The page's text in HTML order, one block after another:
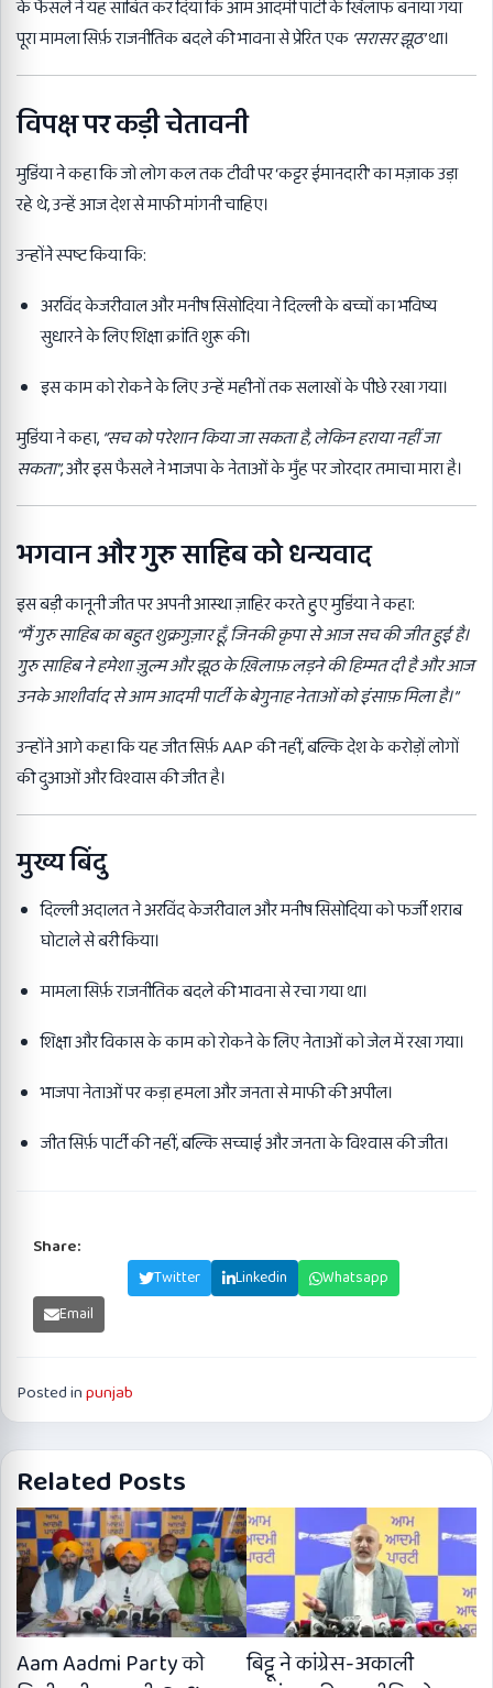
के फैसले ने यह साबित कर दिया कि आम आदमी पार्टी के खिलाफ बनाया गया
पूरा मामला सिर्फ़ राजनीतिक बदले की भावना से प्रेरित एक ‘सरासर झूठ’था।
विपक्ष पर कड़ी चेतावनी
मुडिंया ने कहा कि जो लोग कल तक टीवी पर ‘कट्टर ईमानदारी’ का मज़ाक उड़ा
रहे थे, उन्हें आज देश से माफी मांगनी चाहिए।
उन्होंने स्पष्ट किया कि:
अरविंद केजरीवाल और मनीष सिसोदिया ने दिल्ली के बच्चों का भविष्य
सुधारने के लिए शिक्षा क्रांति शुरू की।
इस काम को रोकने के लिए उन्हें महीनों तक सलाखों के पीछे रखा गया।
मुडिंया ने कहा, “सच को परेशान किया जा सकता है, लेकिन हराया नहीं जा
सकता”, और इस फैसले ने भाजपा के नेताओं के मुँह पर जोरदार तमाचा मारा है।
भगवान और गुरु साहिब को धन्यवाद
इस बड़ी कानूनी जीत पर अपनी आस्था ज़ाहिर करते हुए मुडिंया ने कहा:
“मैं गुरु साहिब का बहुत शुक्रगुज़ार हूँ, जिनकी कृपा से आज सच की जीत हुई है।
गुरु साहिब ने हमेशा ज़ुल्म और झूठ के ख़िलाफ़ लड़ने की हिम्मत दी है और आज
उनके आशीर्वाद से आम आदमी पार्टी के बेगुनाह नेताओं को इंसाफ़ मिला है।”
उन्होंने आगे कहा कि यह जीत सिर्फ़ AAP की नहीं, बल्कि देश के करोड़ों लोगों
की दुआओं और विश्वास की जीत है।
मुख्य बिंदु
दिल्ली अदालत ने अरविंद केजरीवाल और मनीष सिसोदिया को फर्जी शराब
घोटाले से बरी किया।
मामला सिर्फ़ राजनीतिक बदले की भावना से रचा गया था।
शिक्षा और विकास के काम को रोकने के लिए नेताओं को जेल में रखा गया।
भाजपा नेताओं पर कड़ा हमला और जनता से माफी की अपील।
जीत सिर्फ़ पार्टी की नहीं, बल्कि सच्चाई और जनता के विश्वास की जीत।
Share:
Twitter Linkedin
Whatsapp
Email
Posted inpunjab
Related Posts
Aam Aadmi Party को
बिट्टू ने कांग्रेस-अकाली